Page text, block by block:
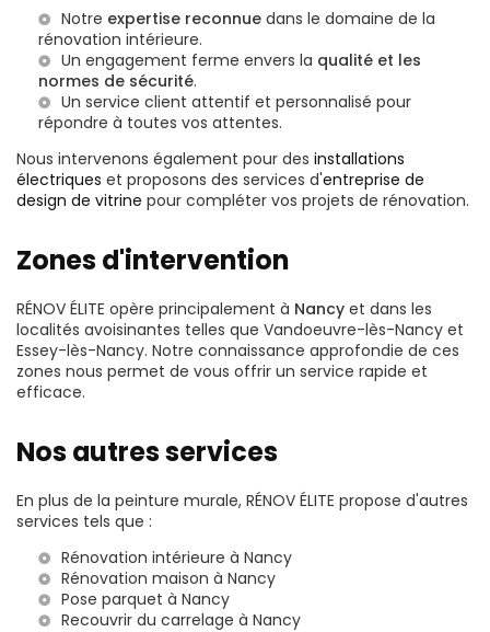
Notre expertise reconnue dans le domaine de la
rénovation intérieure.
Un engagement ferme envers la qualité et les
normes de sécurité.
Un service client attentif et personnalisé pour
répondre à toutes vos attentes.
Nous intervenons également pour des installations
électriques et proposons des services d'entreprise de
design de vitrine pour compléter vos projets de rénovation.
Zones d'intervention
RÉNOV ÉLITE opère principalement à Nancy et dans les
localités avoisinantes telles que Vandoeuvre-lès-Nancy et
Essey-lès-Nancy. Notre connaissance approfondie de ces
zones nous permet de vous offrir un service rapide et
efficace.
Nos autres services
En plus de la peinture murale, RÉNOV ÉLITE propose d'autres
services tels que :
Rénovation intérieure à Nancy
Rénovation maison à Nancy
Pose parquet à Nancy
Recouvrir du carrelage à Nancy